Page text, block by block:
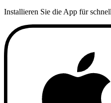
Installieren Sie die App für